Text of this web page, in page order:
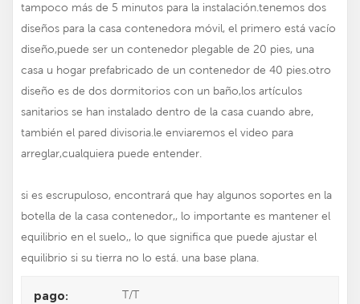
tampoco más de 5 minutos para la instalación.tenemos dos
diseños para la casa contenedora móvil, el primero está vacío
diseño,puede ser un contenedor plegable de 20 pies, una
casa u hogar prefabricado de un contenedor de 40 pies.otro
diseño es de dos dormitorios con un baño,los artículos
sanitarios se han instalado dentro de la casa cuando abre,
también el pared divisoria.le enviaremos el video para
arreglar,cualquiera puede entender.
si es escrupuloso, encontrará que hay algunos soportes en la
botella de la casa contenedor,, lo importante es mantener el
equilibrio en el suelo,, lo que significa que puede ajustar el
equilibrio si su tierra no lo está. una base plana.
pago: T/T